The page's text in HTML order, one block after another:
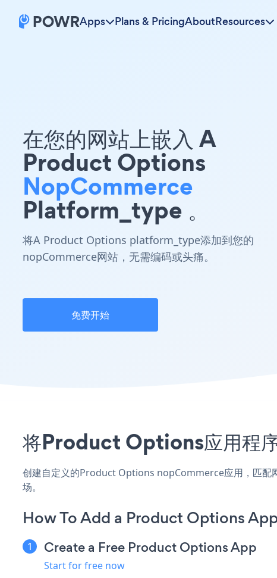
Apps Plans & PricingAboutResources
在您的网站上嵌入 A
Product Options
NopCommerce
Platform_type 。
将A Product Options platform_type添加到您的
nopCommerce网站，无需编码或头痛。
免费开始
将Product Options应用程
创建自定义的Product Options nopCommerce应用，匹配
场。
How To Add a Product Options
Create a Free Product Options App
Start for free now